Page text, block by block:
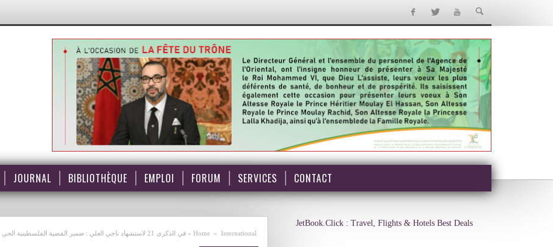
JOURNAL BIBLIOTHÈQUE EMPLOI FORUM SERVICES CONTACT
Home » International
» في الذكرى 21 لاستشهاد ناجي العلي : ضمير القضية الفلسطينية الحي
JetBook.Click : Travel, Flights & Hotels Best Deals